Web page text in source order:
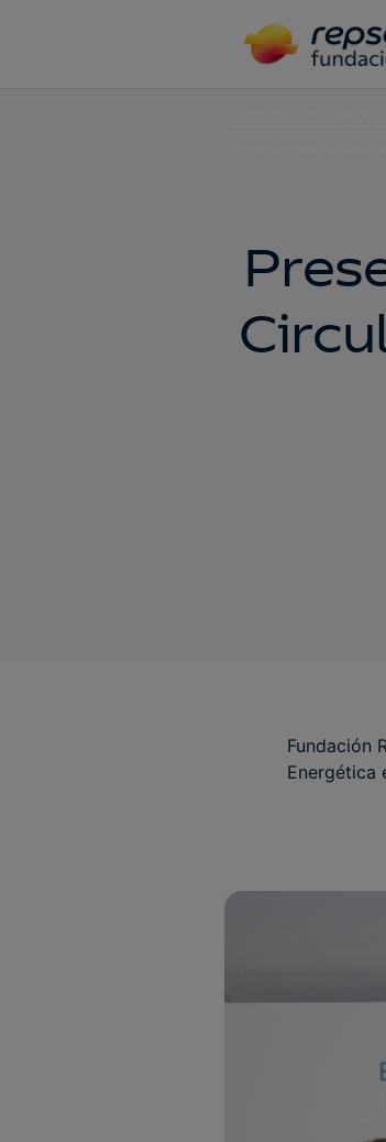
Fundación
Energética